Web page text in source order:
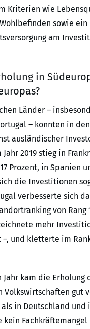
Kriterien wie
sowie
am
in
Länder –
– konnten in
ausländischer
2019 stieg in
Prozent, in Spanien
die Investitionen
verbesserte sich
von Rang
mehr
–, und kletterte im
Jahr kam die Erholung
Volkswirtschaften gut
als in Deutschland und
kein